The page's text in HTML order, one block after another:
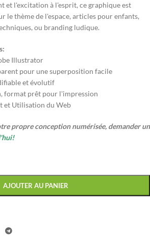
et l'excitation à l'esprit, ce graphique est
le thème de l'espace, articles pour enfants,
ou branding ludique.
Illustrator
pour une superposition facile
et évolutif
format prêt pour l'impression
et Utilisation du Web
propre conception numérisée, demander un
AJOUTER AU PANIER